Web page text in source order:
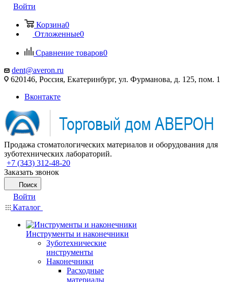
Войти
Корзина0
Отложенные0
Сравнение товаров0
dent@averon.ru
620146, Россия, Екатеринбург, ул. Фурманова, д. 125, пом. 1
Вконтакте
Продажа стоматологических материалов и оборудования для
зуботехнических лабораторий.
+7 (343) 312-48-20
Заказать звонок
Поиск
Войти
Каталог
Инструменты и наконечники
Зуботехнические
инструменты
Наконечники
Расходные
материалы